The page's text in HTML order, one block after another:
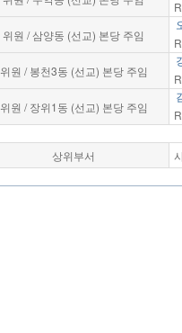
위원 / 삼양동 (선교) 본당 주임
위원 / 봉천3동 (선교) 본당 주임
위원 / 장위1동 (선교) 본당 주임
상위부서